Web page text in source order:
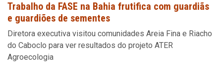
Trabalho da FASE na Bahia frutifica com guardiãs
e guardiões de sementes
Diretora executiva visitou comunidades Areia Fina e Riacho
do Caboclo para ver resultados do projeto ATER
Agroecologia